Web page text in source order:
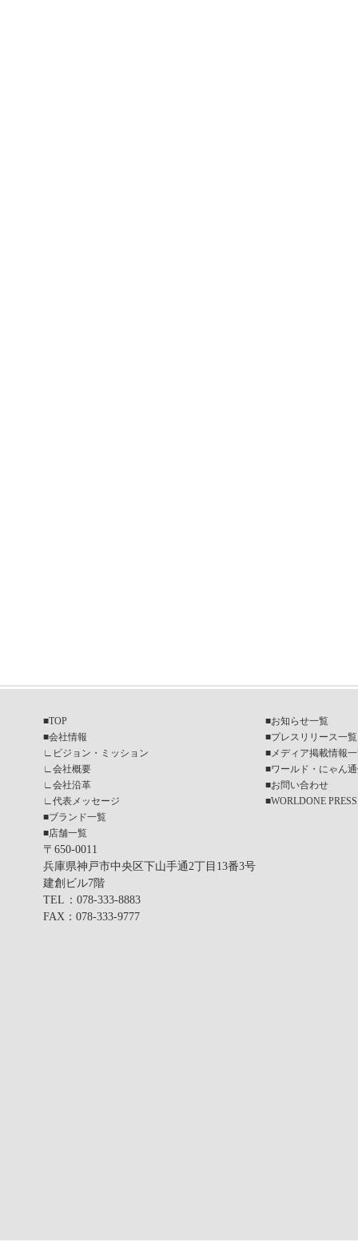
■TOP
■会社情報
∟
ビジョン・ミッション
∟ 会社概要
∟ 会社沿革
∟ 代表メッセージ
■ブランド一覧
■店舗一覧
■お知らせ一覧
■プレスリリース一覧
■ メディア掲載情報
■ワールド・にゃん
■お問い合わせ
■WORLDONE PRESS
〒650-0011
兵庫県神戸市中央区下山手通2丁目13番3号
建創ビル7階
TEL ：078-333-8883
FAX ：078-333-9777